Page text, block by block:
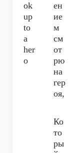
ok
up
to
a
her
o
ен
ие
м
см
от
рю
на
гер
оя,
Ко
то
ры